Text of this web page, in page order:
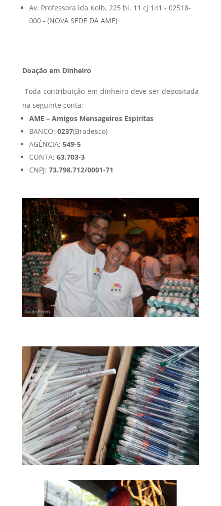
Av. Professora ida Kolb, 225 bl. 11 cj 141 - 02518-
000 - (NOVA SEDE DA AME)
Doação em Dinheiro
Toda contribuição em dinheiro deve ser depositada
na seguinte conta:
AME – Amigos Mensageiros Espíritas
BANCO: 0237(Bradesco)
AGÊNCIA: 549-5
CONTA: 63.703-3
CNPJ: 73.798.712/0001-71